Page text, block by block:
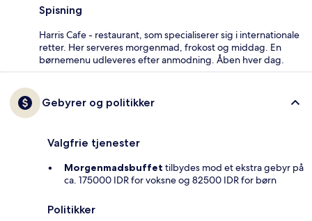
Spisning
Harris Cafe - restaurant, som specialiserer sig i internationale
retter. Her serveres morgenmad, frokost og middag. En
børnemenu udleveres efter anmodning. Åben hver dag.
Gebyrer og politikker
Valgfrie tjenester
Morgenmadsbuffet tilbydes mod et ekstra gebyr på
ca. 175000 IDR for voksne og 82500 IDR for børn
Politikker